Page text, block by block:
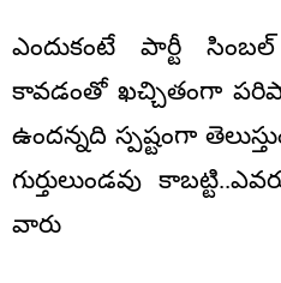
ఎందుకంటే పార్టీ
కావడంతో ఖచ్చితంగా
ఉందన్నది స్పష్టంగా
గుర్తులుండవు
వారు